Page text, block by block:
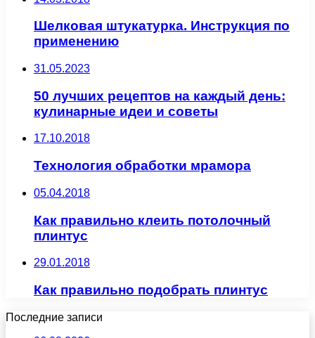
Шелковая штукатурка. Инструкция по
применению
31.05.2023
50 лучших рецептов на каждый день:
кулинарные идеи и советы
17.10.2018
Технология обработки мрамора
05.04.2018
Как правильно клеить потолочный
плинтус
29.01.2018
Как правильно подобрать плинтус
Последние записи